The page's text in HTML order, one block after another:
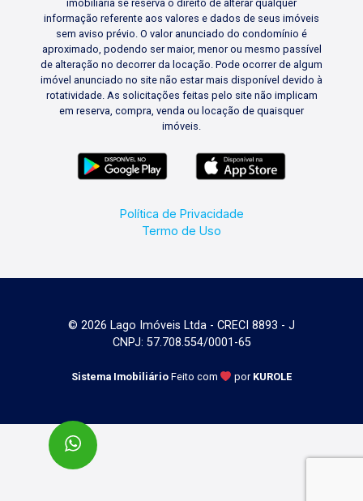
imobiliária se reserva o direito de alterar qualquer
informação referente aos valores e dados de seus imóveis
sem aviso prévio. O valor anunciado do condomínio é
aproximado, podendo ser maior, menor ou mesmo passível
de alteração no decorrer da locação. Pode ocorrer de algum
imóvel anunciado no site não estar mais disponível devido à
rotatividade. As solicitações feitas pelo site não implicam
em reserva, compra, venda ou locação de quaisquer
imóveis.
Política de Privacidade
Termo de Uso
© 2026 Lago Imóveis Ltda - CRECI 8893 - J
CNPJ: 57.708.554/0001-65
Sistema Imobiliário Feito com por KUROLE